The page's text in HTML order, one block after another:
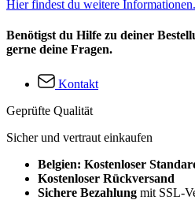
Hier findest du weitere Informationen.
Benötigst du Hilfe zu deiner
gerne deine Fragen.
Kontakt
Geprüfte Qualität
Sicher und vertraut einkaufen
Belgien: Kostenloser
Kostenloser Rückversand
Sichere Bezahlung mit SSL-